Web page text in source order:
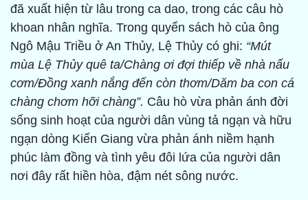
đã xuất hiện từ lâu trong ca dao, trong các câu hò
khoan nhân nghĩa. Trong quyển sách hò của ông
Ngô Mậu Triều ở An Thủy, Lệ Thủy có ghi: “Mút
mùa Lệ Thủy quê ta/Chàng ơi đợi thiếp về nhà nấu
cơm/Đồng xanh nắng đến còn thơm/Dăm ba con cá
chàng chơm hỡi chàng”. Câu hò vừa phản ánh đời
sống sinh hoạt của người dân vùng tả ngạn và hữu
ngạn dòng Kiến Giang vừa phản ánh niềm hạnh
phúc làm đồng và tình yêu đôi lứa của người dân
nơi đây rất hiền hòa, đậm nét sông nước.